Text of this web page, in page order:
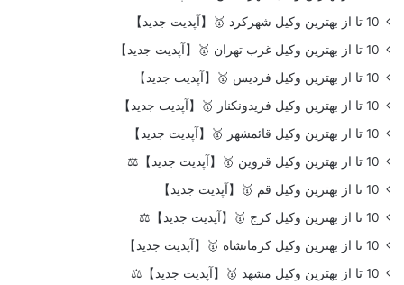
10 تا از بهترین وکیل شهرکرد 🥇【آپدیت جدید】
10 تا از بهترین وکیل غرب تهران 🥇【آپدیت جدید】
10 تا از بهترین وکیل فردیس 🥇【آپدیت جدید】
10 تا از بهترین وکیل فریدونکنار 🥇【آپدیت جدید】
10 تا از بهترین وکیل قائمشهر 🥇【آپدیت جدید】
10 تا از بهترین وکیل قزوین 🥇【آپدیت جدید】⚖️
10 تا از بهترین وکیل قم 🥇【آپدیت جدید】
10 تا از بهترین وکیل کرج 🥇【آپدیت جدید】⚖️
10 تا از بهترین وکیل کرمانشاه 🥇【آپدیت جدید】
10 تا از بهترین وکیل مشهد 🥇【آپدیت جدید】⚖️